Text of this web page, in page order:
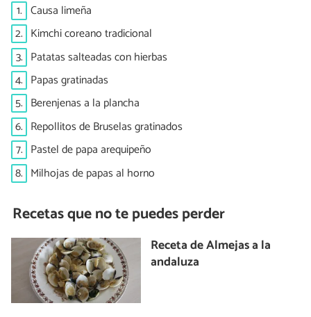
1. Causa limeña
2. Kimchi coreano tradicional
3. Patatas salteadas con hierbas
4. Papas gratinadas
5. Berenjenas a la plancha
6. Repollitos de Bruselas gratinados
7. Pastel de papa arequipeño
8. Milhojas de papas al horno
Recetas que no te puedes perder
Receta de Almejas a la
andaluza